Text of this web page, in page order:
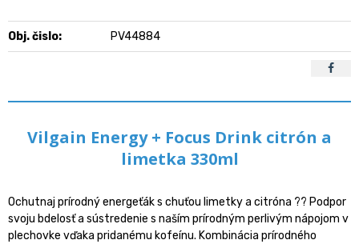
Obj. čislo: PV44884
Vilgain Energy + Focus Drink citrón a
limetka 330ml
Ochutnaj prírodný energeťák s chuťou limetky a citróna ?? Podpor
svoju bdelosť a sústredenie s naším prírodným perlivým nápojom v
plechovke vďaka pridanému kofeínu. Kombinácia prírodného